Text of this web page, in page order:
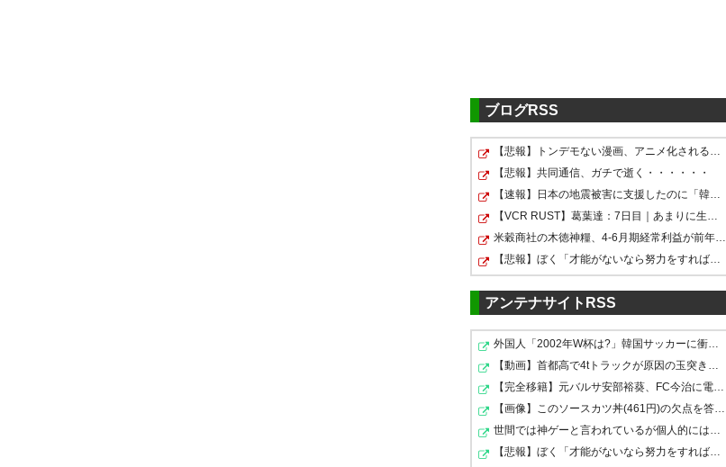
Ｊ２・Ｊ３【EAST-A】
🥇得票数1位：土居聖真（モンテ
ディオ山形）
🏆️ ＪリーグオールスターDAZN
カップ
📅 6/13(土)
🏟️ MUFGスタジアム
🔗https://t.co/naerL6tXal
pic.twitter.com/YenUnzPb7O
— Ｊリーグ（日本プロサッカー
リーグ） (@J_League)May 12,
2026
ブログRSS
【悲報】トンデモない漫画、アニメ化されるｗｗｗｗｗｗ…
【悲報】共同通信、ガチで逝く・・・・・・
【速報】日本の地震被害に支援したのに「韓国産の水は水…
【VCR RUST】葛葉達：7日目｜あまりに生々しすぎる陰キャ…
米穀商社の木徳神糧、4-6月期経常利益が前年同期比97.7％…
【悲報】ぼく「才能がないなら努力をすれば良いじゃない…
アンテナサイトRSS
外国人「2002年W杯は?」韓国サッカーに衝撃的不祥事！W杯…
【動画】首都高で4tトラックが原因の玉突き事故に巻き込…
【完全移籍】元バルサ安部裕葵、FC今治に電撃加入！J1昇…
【画像】このソースカツ丼(461円)の欠点を答えなさい
世間では神ゲーと言われているが個人的にはクソゲーだと…
【悲報】ぼく「才能がないなら努力をすれば良いじゃない…